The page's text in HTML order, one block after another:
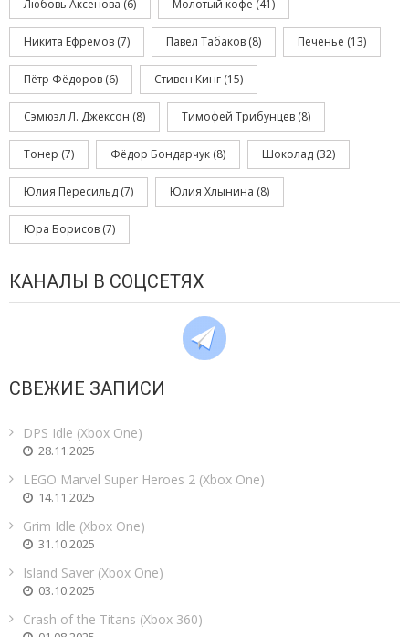
Любовь Аксенова (6) Молотый кофе (41)
Никита Ефремов (7) Павел Табаков (8) Печенье (13)
Пётр Фёдоров (6) Стивен Кинг (15)
Сэмюэл Л. Джексон (8) Тимофей Трибунцев (8)
Тонер (7) Фёдор Бондарчук (8) Шоколад (32)
Юлия Пересильд (7) Юлия Хлынина (8)
Юра Борисов (7)
КАНАЛЫ В СОЦСЕТЯХ
СВЕЖИЕ ЗАПИСИ
DPS Idle (Xbox One)
28.11.2025
LEGO Marvel Super Heroes 2 (Xbox One)
14.11.2025
Grim Idle (Xbox One)
31.10.2025
Island Saver (Xbox One)
03.10.2025
Crash of the Titans (Xbox 360)